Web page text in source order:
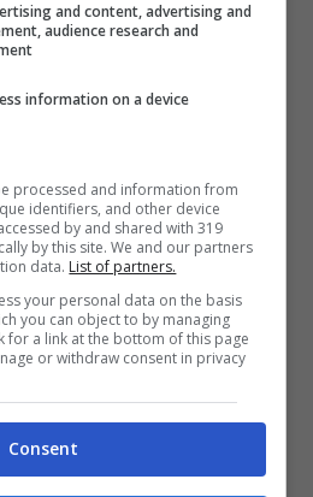
e proseguito poi con
e genitori.
di cui la scuola ha
maggiore
poi fornita un’offerta
che si richiama alla
e arte, ma anche al
and content, advertising and
audience research and
information on a device
processed and information from
identifiers, and other device
by and shared with 319
by this site. We and our partners
data. List of partners.
your personal data on the basis
you can object to by managing
for a link at the bottom of this page
or withdraw consent in privacy
Consent